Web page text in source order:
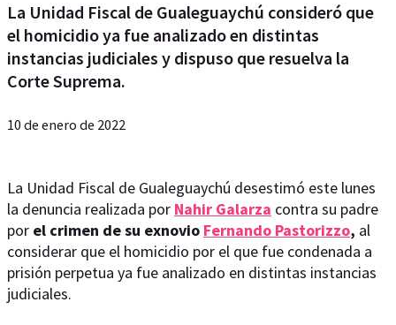
La Unidad Fiscal de Gualeguaychú consideró que
el homicidio ya fue analizado en distintas
instancias judiciales y dispuso que resuelva la
Corte Suprema.
10 de enero de 2022
La Unidad Fiscal de Gualeguaychú desestimó este lunes
la denuncia realizada por Nahir Galarza contra su padre
por el crimen de su exnovio Fernando Pastorizzo, al
considerar que el homicidio por el que fue condenada a
prisión perpetua ya fue analizado en distintas instancias
judiciales.